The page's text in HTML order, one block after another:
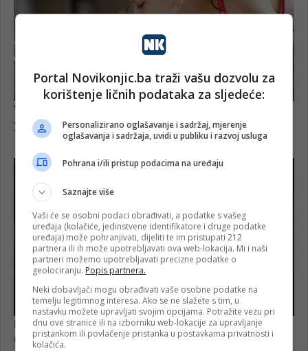
Portal Novikonjic.ba traži vašu dozvolu za
korištenje ličnih podataka za sljedeće:
Personalizirano oglašavanje i sadržaj, mjerenje
oglašavanja i sadržaja, uvidi u publiku i razvoj usluga
Pohrana i/ili pristup podacima na uređaju
Saznajte više
Vaši će se osobni podaci obrađivati, a podatke s vašeg
uređaja (kolačiće, jedinstvene identifikatore i druge podatke
uređaja) može pohranjivati, dijeliti te im pristupati 212
partnera ili ih može upotrebljavati ova web-lokacija. Mi i naši
partneri možemo upotrebljavati precizne podatke o
geolociranju. Popis partnera.
Neki dobavljači mogu obrađivati vaše osobne podatke na
temelju legitimnog interesa. Ako se ne slažete s tim, u
nastavku možete upravljati svojim opcijama. Potražite vezu pri
dnu ove stranice ili na izborniku web-lokacije za upravljanje
pristankom ili povlačenje pristanka u postavkama privatnosti i
kolačića.